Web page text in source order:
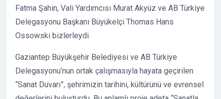
Fatma Şahin, Vali Yardımcısı Murat Akyüz ve AB Türkiye
Delegasyonu Başkanı Büyükelçi Thomas Hans
Ossowski bizlerleydi.
Gaziantep Büyükşehir Belediyesi ve AB Türkiye
Delegasyonu’nun ortak çalışmasıyla hayata geçirilen
“Sanat Duvarı”, şehrimizin tarihini, kültürünü ve evrensel